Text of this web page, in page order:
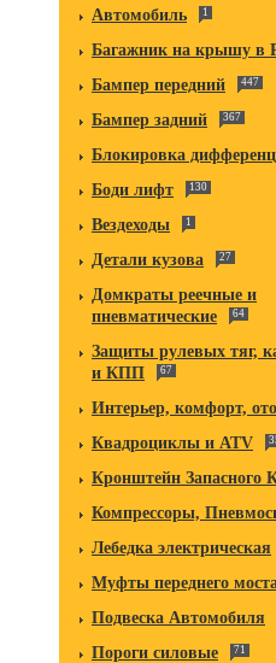
Автомобиль 1
Багажник на крышу в
Бампер передний 447
Бампер задний 367
Блокировка
Боди лифт 130
Вездеходы 1
Детали кузова 27
Домкраты реечные и
пневматические
64
Защиты рулевых тяг,
и КПП
67
Интерьер, комфорт,
Квадроциклы и ATV
Кронштейн Запасного
Компрессоры,
Лебедка электрическая
Муфты переднего
Подвеска Автомобиля
Пороги силовые 71